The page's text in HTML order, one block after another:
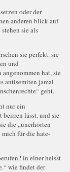
oder der
anderen blick auf
sie als
sie perfekt. sie
und
hat, sie
antisemiten jamal
geht.
nur ein
lässt. und sie
die „unerhörten
mich für die hate-
in einer heisst
wie findet der